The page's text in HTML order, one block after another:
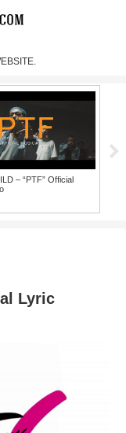
– “PTF” Official
Lyric